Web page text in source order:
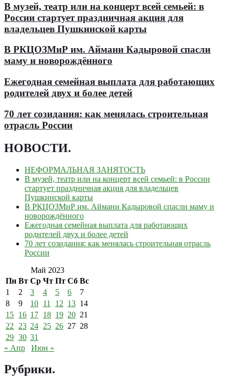
В музей, театр или на концерт всей семьей: в
России стартует праздничная акция для
владельцев Пушкинской карты
В РКЦОЗМиР им. Аймани Кадыровой спасли
маму и новорождённого
Ежегодная семейная выплата для работающих
родителей двух и более детей
70 лет созидания: как менялась строительная
отрасль России
НОВОСТИ.
НЕФОРМАЛЬНАЯ ЗАНЯТОСТЬ
В музей, театр или на концерт всей семьей: в России
стартует праздничная акция для владельцев
Пушкинской карты
В РКЦОЗМиР им. Аймани Кадыровой спасли маму и
новорождённого
Ежегодная семейная выплата для работающих
родителей двух и более детей
70 лет созидания: как менялась строительная отрасль
России
Май 2023
Пн Вт Ср Чт Пт Сб Вс
1
2 3 4 5 6
7
8
9 10 11 12 13 14
15 16 17 18 19 20 21
22
23 24 25 26 27 28
29 30 31
« Апр
Июн »
Рубрики.